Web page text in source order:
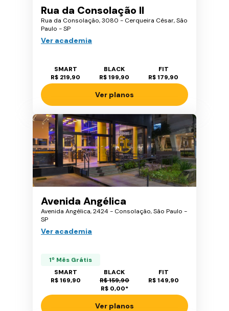
Rua da Consolação II
Rua da Consolação, 3080 - Cerqueira César, São
Paulo - SP
Ver academia
SMART
R$ 219,90
BLACK
R$ 199,90
FIT
R$ 179,90
Ver planos
Avenida Angélica
Avenida Angélica, 2424 - Consolação, São Paulo -
SP
Ver academia
1º Mês Grátis
SMART
R$ 169,90
BLACK
R$ 159,90
R$ 0,00*
FIT
R$ 149,90
Ver planos